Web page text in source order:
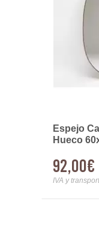
Espejo
Hueco
92,00€
IVA y